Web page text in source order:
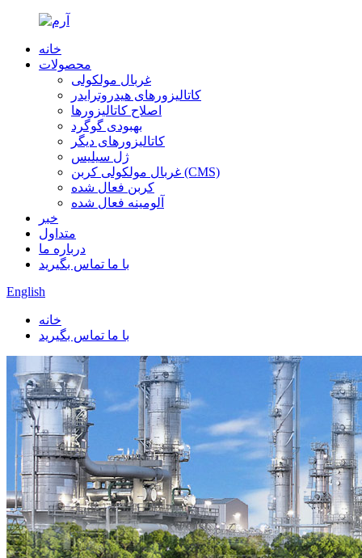
خانه
محصولات
غربال مولکولی
کاتالیزورهای هیدروترایدر
اصلاح کاتالیزورها
بهبودی گوگرد
کاتالیزورهای دیگر
ژل سیلیس
غربال مولکولی کربن (CMS)
کربن فعال شده
آلومینه فعال شده
خبر
متداول
درباره ما
با ما تماس بگیرید
English
خانه
با ما تماس بگیرید